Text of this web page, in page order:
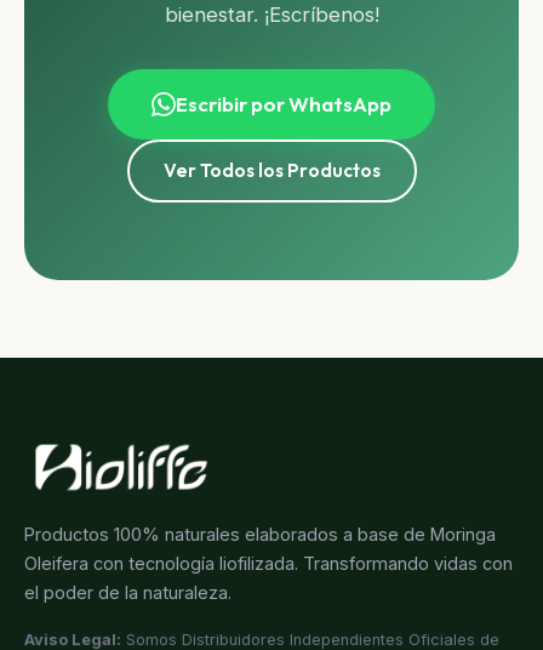
bienestar. ¡Escríbenos!
Escribir por WhatsApp
Ver Todos los Productos
Productos 100% naturales elaborados a base de Moringa
Oleifera con tecnología liofilizada. Transformando vidas con
el poder de la naturaleza.
Aviso Legal: Somos Distribuidores Independientes Oficiales de